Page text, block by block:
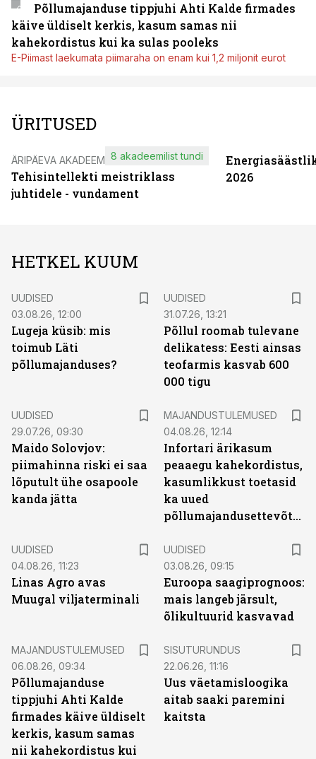
Põllumajanduse tippjuhi Ahti Kalde firmades
käive üldiselt kerkis, kasum samas nii
kahekordistus kui ka sulas pooleks
E-Piimast laekumata piimaraha on enam kui 1,2 miljonit eurot
ÜRITUSED
ÄRIPÄEVA AKADEEMIA
Tehisintellekti meistriklass
juhtidele - vundament
8 akadeemilist tundi
2026
HETKEL KUUM
UUDISED
03.08.26, 12:00
Lugeja küsib: mis
toimub Läti
põllumajanduses?
UUDISED
31.07.26, 13:21
Põllul roomab tulevane
delikatess: Eesti ainsas
teofarmis kasvab 600
000 tigu
UUDISED
29.07.26, 09:30
Maido Solovjov:
piimahinna riski ei saa
lõputult ühe osapoole
kanda jätta
MAJANDUSTULEMUSED
04.08.26, 12:14
Infortari ärikasum
peaaegu kahekordistus,
kasumlikkust toetasid
ka uued
põllumajandusettevõtted
UUDISED
04.08.26, 11:23
Linas Agro avas
Muugal viljaterminali
UUDISED
03.08.26, 09:15
Euroopa saagiprognoos:
mais langeb järsult,
õlikultuurid kasvavad
MAJANDUSTULEMUSED
06.08.26, 09:34
Põllumajanduse
tippjuhi Ahti Kalde
firmades käive üldiselt
kerkis, kasum samas
nii kahekordistus kui
SISUTURUNDUS
22.06.26, 11:16
Uus väetamisloogika
aitab saaki paremini
kaitsta